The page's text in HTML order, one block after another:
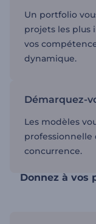
Un portfolio
projets les plus
vos
dynamique.
Démarquez-
Les modèles
professionnelle
concurrence.
Donnez à vos